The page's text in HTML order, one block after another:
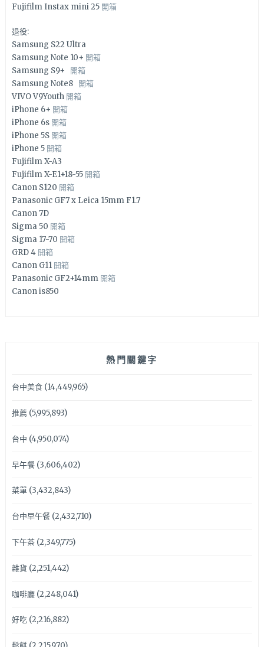
Fujifilm Instax mini 25 開箱
退役:
Samsung S22 Ultra
Samsung Note 10+ 開箱
Samsung S9+ 開箱
Samsung Note8 開箱
VIVO V9Youth 開箱
iPhone 6+ 開箱
iPhone 6s 開箱
iPhone 5S 開箱
iPhone 5 開箱
Fujifilm X-A3
Fujifilm X-E1+18-55 開箱
Canon S120 開箱
Panasonic GF7 x Leica 15mm F1.7
Canon 7D
Sigma 50 開箱
Sigma 17-70 開箱
GRD 4 開箱
Canon G11 開箱
Panasonic GF2+14mm 開箱
Canon is850
熱門關鍵字
台中美食(14,449,965)
推薦(5,995,893)
台中 (4,950,074)
早午餐(3,606,402)
菜單(3,432,843)
台中早午餐(2,432,710)
下午茶(2,349,775)
雜貨 (2,251,442)
咖啡廳(2,248,041)
好吃(2,216,882)